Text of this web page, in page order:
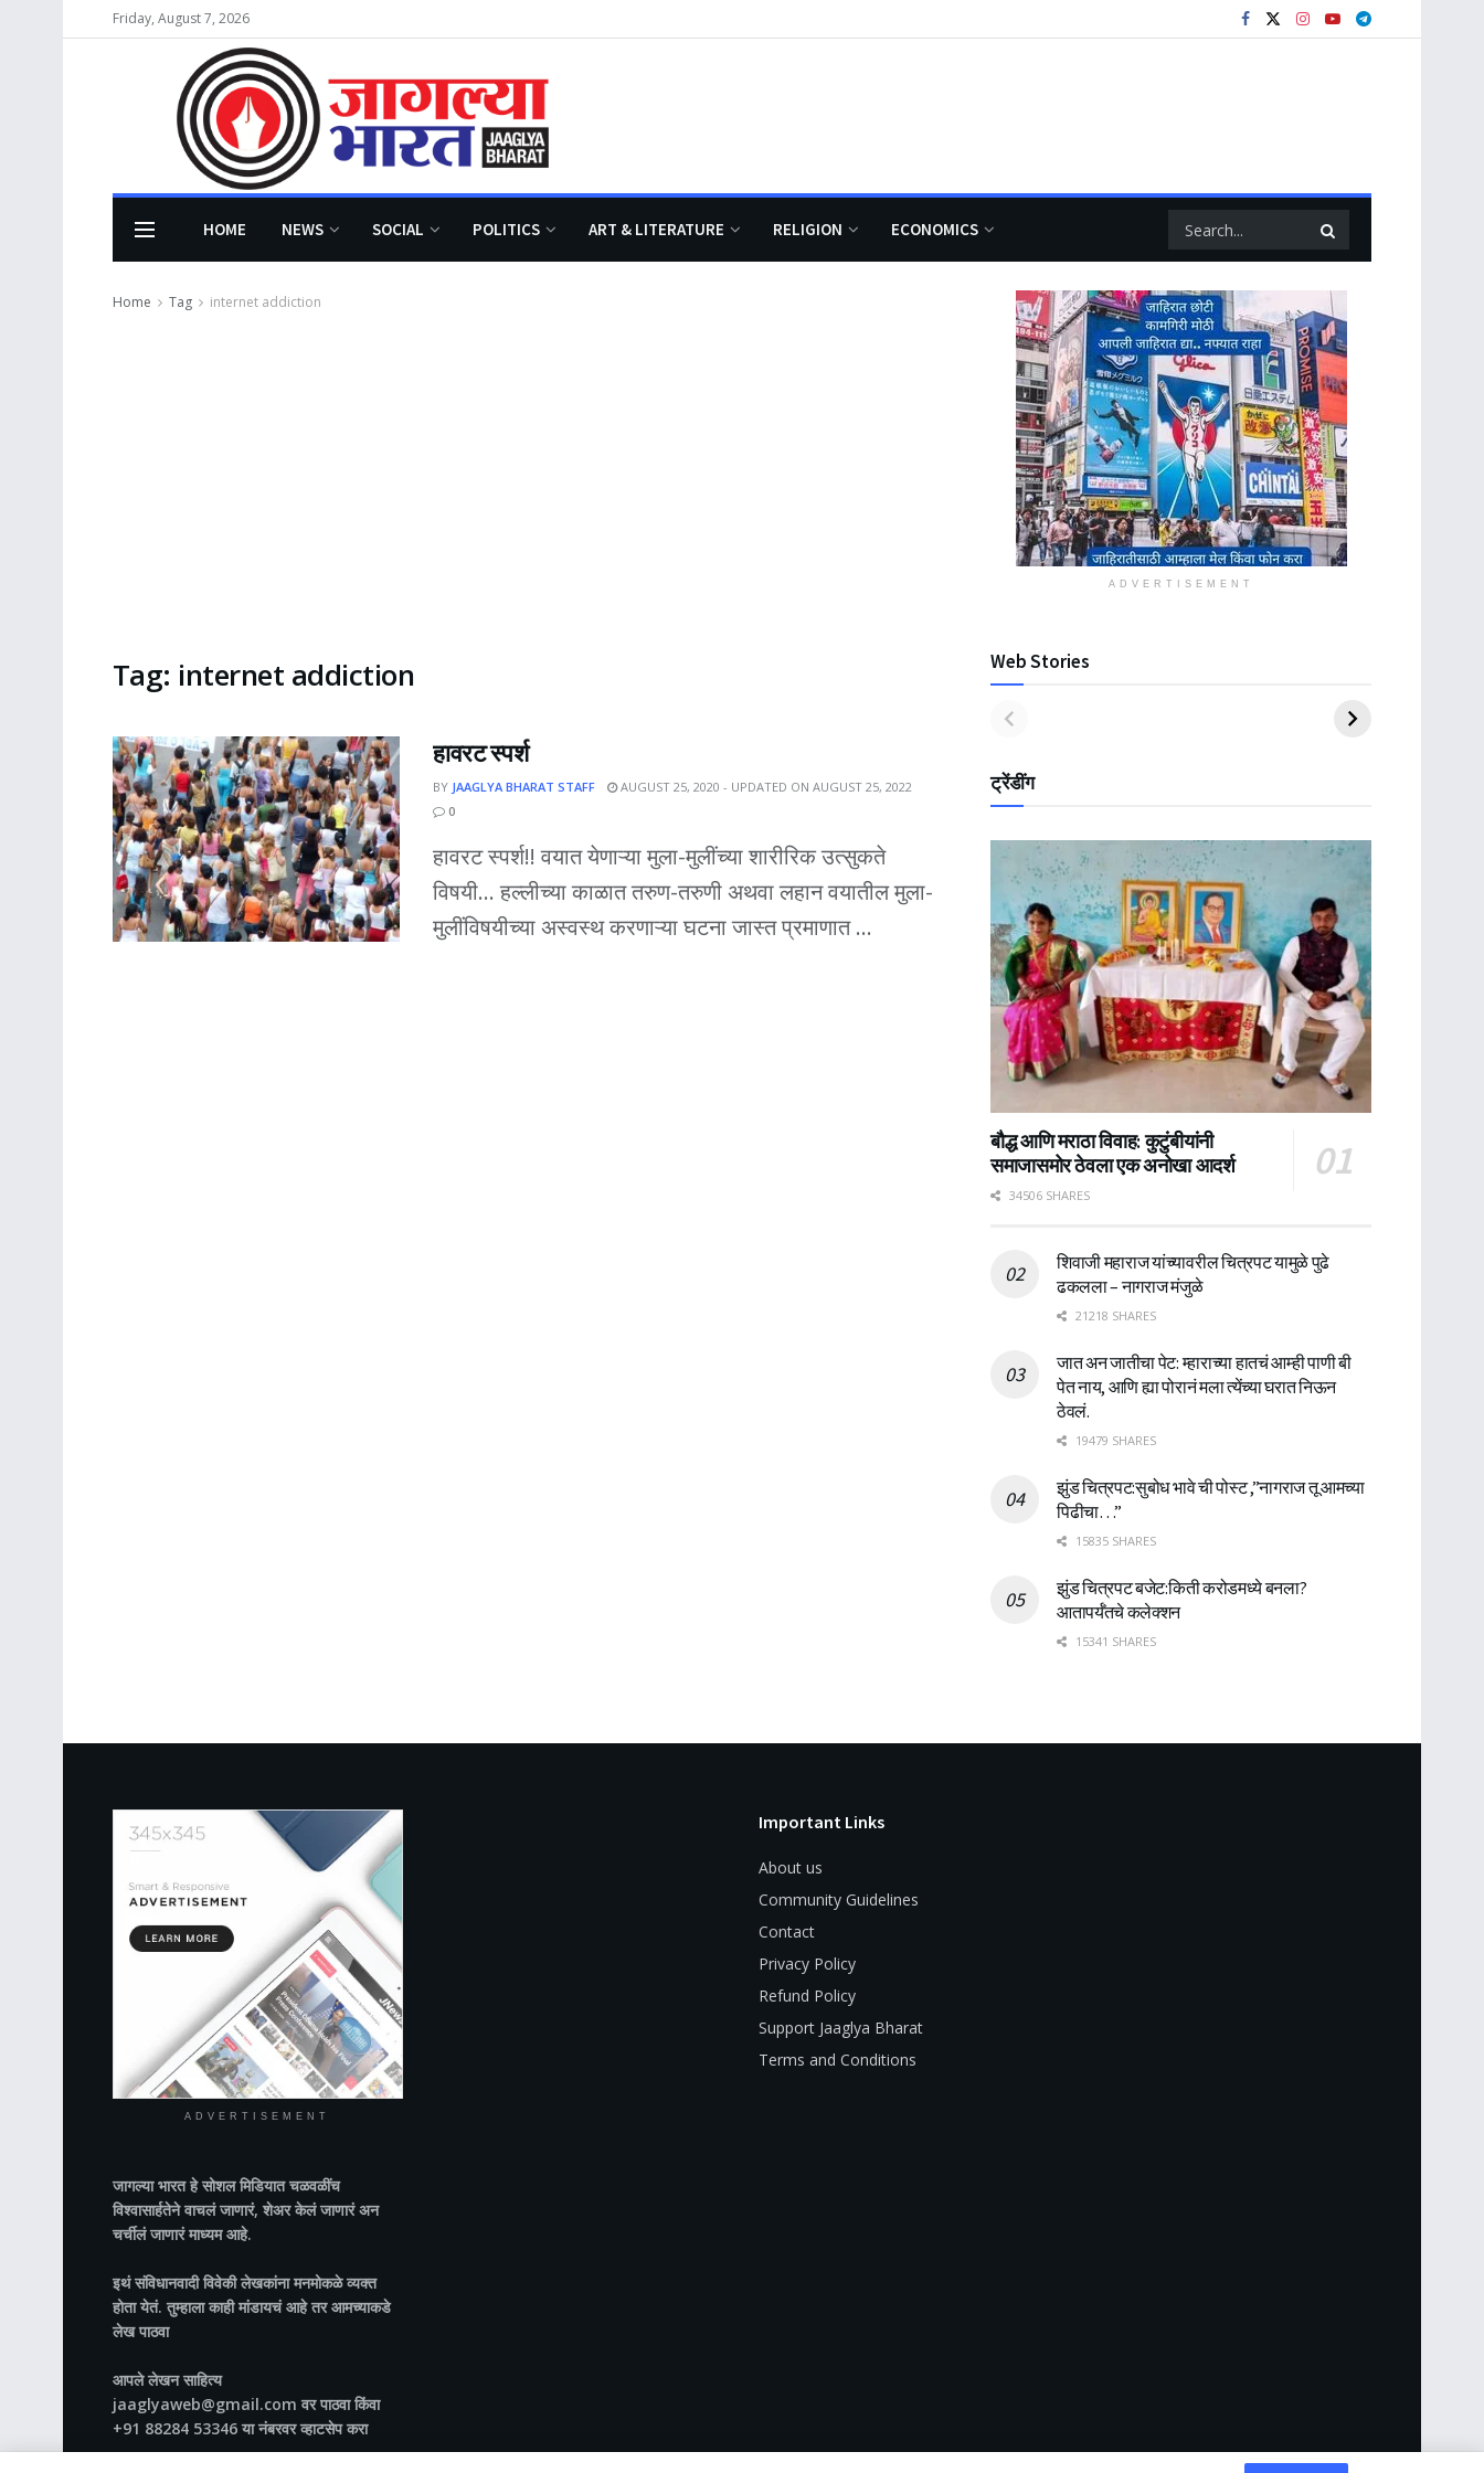
Friday, August 7, 2026
HOME NEWS SOCIAL POLITICS ART & LITERATURE RELIGION ECONOMICS
Home Tag internet addiction
Tag: internet addiction
हावरट स्पर्श
BY JAAGLYA BHARAT STAFF
AUGUST 25, 2020 - UPDATED ON AUGUST 25, 2022
0
हावरट स्पर्श!! वयात येणाऱ्या मुला-मुलींच्या शारीरिक उत्सुकते
विषयी... हल्लीच्या काळात तरुण-तरुणी अथवा लहान वयातील मुला-
मुलींविषयीच्या अस्वस्थ करणाऱ्या घटना जास्त प्रमाणात ...
ADVERTISEMENT
Web Stories
ट्रेंडींग
बौद्ध आणि मराठा विवाह: कुटुंबीयांनी
समाजासमोर ठेवला एक अनोखा आदर्श
34506 SHARES
शिवाजी महाराज यांच्यावरील चित्रपट यामुळे पुढे
ढकलला – नागराज मंजुळे
21218 SHARES
जात अन जातीचा पेट: म्हाराच्या हातचं आम्ही पाणी बी
पेत नाय, आणि ह्या पोरानं मला त्येंच्या घरात निऊन
ठेवलं.
19479 SHARES
झुंड चित्रपट:सुबोध भावे ची पोस्ट ,”नागराज तू आमच्या
पिढीचा…”
15835 SHARES
झुंड चित्रपट बजेट:किती करोडमध्ये बनला?
आतापर्यँतचे कलेक्शन
15341 SHARES
ADVERTISEMENT
जागल्या भारतहे सोशल मिडियात चळवळींच
विश्वासार्हतेने वाचलं जाणारं, शेअर केलं जाणारं अन
चर्चीलं जाणारं माध्यम आहे.
इथं संविधानवादी विवेकी लेखकांना मनमोकळे व्यक्त
होता येतं. तुम्हाला काही मांडायचं आहे तर आमच्याकडे
लेख पाठवा
आपले लेखन साहित्य
jaaglyaweb@gmail.com वर पाठवा किंवा
+91 88284 53346 या नंबरवर व्हाटसेप करा
Important Links
About us
Community Guidelines
Contact
Privacy Policy
Refund Policy
Support Jaaglya Bharat
Terms and Conditions